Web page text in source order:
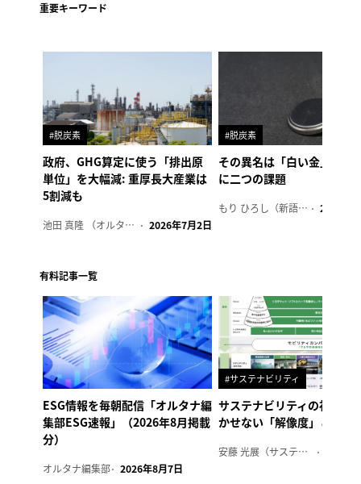
重要キーワード
#脱炭素
政府、GHG算定に使う「排出原
単位」を大幅減: 重厚長大産業は
5割減も
池田 真隆 （オルタナ輪番編集長） 2026年7月2日
#脱炭素
その異名は「白い金」、リ
に二つの課題
もり ひろし（新語ウォッチャー） 2023年7
有料記事一覧
ESG情報を毎朝配信「オルタナ編
集部ESG速報」（2026年8月掲載
分）
オルタナ編集部 2026年8月7日
#サステナビリティ
サステナビリティの社内浸
かせない「解像度」とは
安藤 光展（サステナビリティ・コンサルタント）